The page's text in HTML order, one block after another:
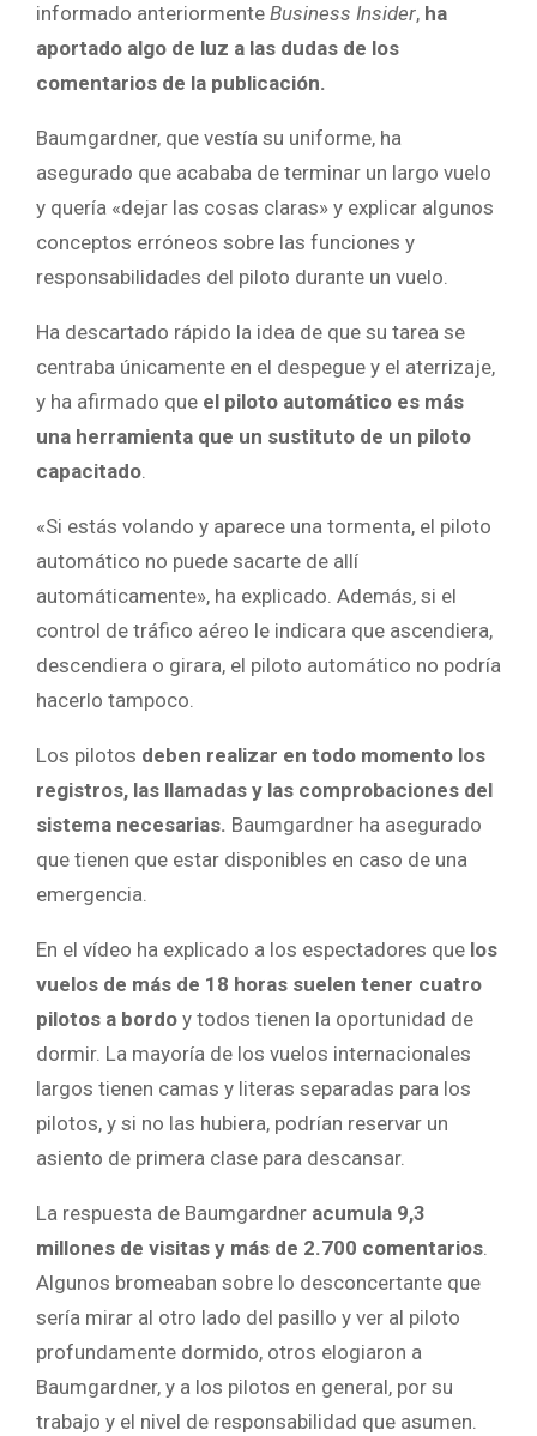
informado anteriormente Business Insider, ha
aportado algo de luz a las dudas de los
comentarios de la publicación.
Baumgardner, que vestía su uniforme, ha
asegurado que acababa de terminar un largo vuelo
y quería «dejar las cosas claras» y explicar algunos
conceptos erróneos sobre las funciones y
responsabilidades del piloto durante un vuelo.
Ha descartado rápido la idea de que su tarea se
centraba únicamente en el despegue y el aterrizaje,
y ha afirmado que el piloto automático es más
una herramienta que un sustituto de un piloto
capacitado.
«Si estás volando y aparece una tormenta, el piloto
automático no puede sacarte de allí
automáticamente», ha explicado. Además, si el
control de tráfico aéreo le indicara que ascendiera,
descendiera o girara, el piloto automático no podría
hacerlo tampoco.
Los pilotos deben realizar en todo momento los
registros, las llamadas y las comprobaciones del
sistema necesarias. Baumgardner ha asegurado
que tienen que estar disponibles en caso de una
emergencia.
En el vídeo ha explicado a los espectadores que los
vuelos de más de 18 horas suelen tener cuatro
pilotos a bordo y todos tienen la oportunidad de
dormir. La mayoría de los vuelos internacionales
largos tienen camas y literas separadas para los
pilotos, y si no las hubiera, podrían reservar un
asiento de primera clase para descansar.
La respuesta de Baumgardner acumula 9,3
millones de visitas y más de 2.700 comentarios.
Algunos bromeaban sobre lo desconcertante que
sería mirar al otro lado del pasillo y ver al piloto
profundamente dormido, otros elogiaron a
Baumgardner, y a los pilotos en general, por su
trabajo y el nivel de responsabilidad que asumen.